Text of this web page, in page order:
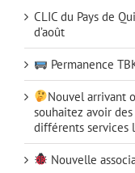
CLIC du Pays de
d’août
Permanence
Nouvel arrivant
souhaitez avoir
différents services
Nouvelle